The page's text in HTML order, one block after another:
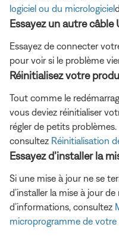
logiciel ou du micrologiciel
Essayez un autre câble
Essayez de connecter
pour voir si le problème
Réinitialisez votre
Tout comme le
vous deviez réinitialiser
régler de petits
consultez Réinitialisation
Essayez d’installer la
Si une mise à jour ne se
d’installer la mise à jour
d’informations, consultez
microprogramme de